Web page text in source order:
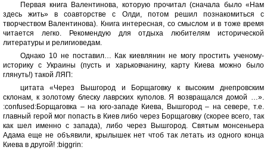
Первая книга Валентинова, которую прочитал (сначала было «Нам
здесь жить» в соавторстве с Олди, потом решил познакомиться с
творчеством Валентинова). Книга интересная, со смыслом и в тоже время
читается легко. Рекомендую для отдыха любителям исторической
литературы и религиоведам.
Однако 10 не поставил… Как киевлянин не могу простить ученому-
историку с Украины (пусть и харьковчанину, карту Киева можно было
глянуть!) такой ЛЯП:
цитата «Через Вышгород и Борщаговку к высоким днепровским
склонам, к золотому блеску лаврских куполов. Я возвращался домой …».
:confused:Борщаговка – на юго-западе Киева, Вышгород – на севере, т.е.
главный герой мог попасть в Киев либо через Борщаговку (скорее всего, так
как шел именно с запада), либо через Вышгород. Святым монсеньера
Адама еще не объявили, крылышек нет чтоб так летать из одного конца
Киева в другой! :biggrin: